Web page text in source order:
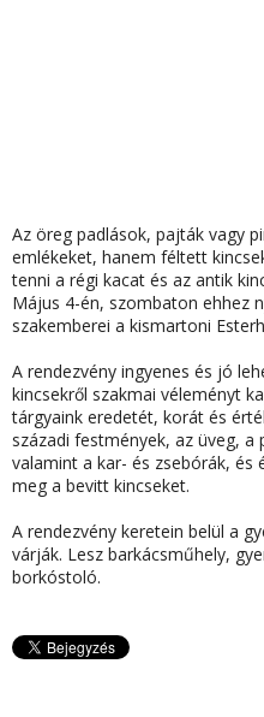
Az öreg padlások, pajták vagy
emlékeket, hanem féltett
tenni a régi kacat és az antik
Május 4-én, szombaton ehhez
szakemberei a kismartoni
A rendezvény ingyenes és jó
kincsekről szakmai véleményt
tárgyaink eredetét, korát és
századi festmények, az üveg,
valamint a kar- és zsebórák, és
meg a bevitt kincseket.
A rendezvény keretein belül a
várják. Lesz barkácsműhely,
borkóstoló.